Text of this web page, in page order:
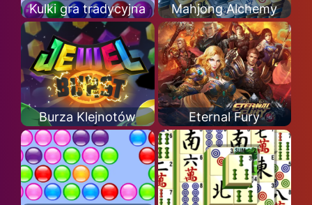
Kulki gra tradycyjna Mahjong Alchemy
Burza Klejnotów Eternal Fury